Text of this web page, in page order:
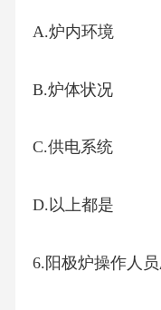
A.炉内环境
B.炉体状况
C.供电系统
D.以上都是
6.阳极炉操作人